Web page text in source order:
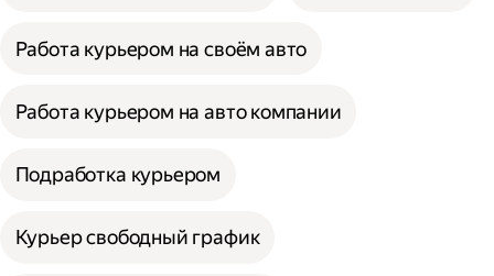
Работа курьером на своём авто
Работа курьером на авто компании
Подработка курьером
Курьер свободный график